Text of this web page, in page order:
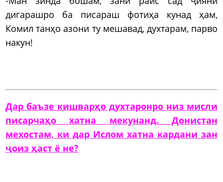
дигарашро ба писараш фотиҳа кунад ҳам,
Комил танҳо азони ту мешавад, духтарам, парво
накун!
Дар баъзе кишварҳо духтаронро низ мисли
писарчаҳо хатна мекунанд. Донистан
мехостам, ки дар Ислом хатна кардани зан
ҷоиз ҳаст ё не?